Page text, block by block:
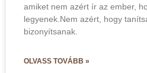
amiket nem azért ír az ember,
legyenek.Nem azért, hogy
bizonyítsanak.
OLVASS TOVÁBB »